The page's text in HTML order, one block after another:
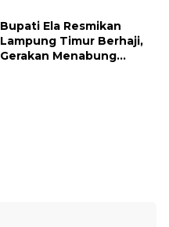
Penyimpangan
Bupati Ela Resmikan
Lampung Timur Berhaji,
Gerakan Menabung